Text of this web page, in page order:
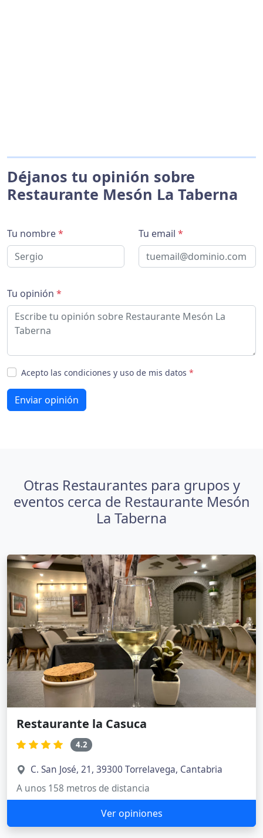
Déjanos tu opinión sobre
Restaurante Mesón La Taberna
Tu nombre* Tu email *
Tu opinión *
Acepto las condiciones y uso de mis datos *
Enviar opinión
Otras Restaurantes para grupos y
eventos cerca de Restaurante Mesón
La Taberna
Restaurante la Casuca
4.2
C. San José, 21, 39300 Torrelavega, Cantabria
A unos 158 metros de distancia
Ver opiniones